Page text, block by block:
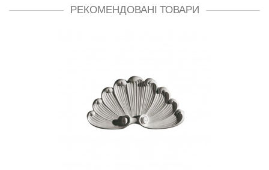
РЕКОМЕНДОВАНІ ТОВАРИ